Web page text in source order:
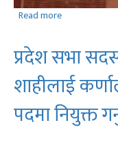
Read more
सदस्य
मा.
मंगल
बहादुर
शाही
प्रदेश सभा
शाहीलाई
पदमा नियुक्त